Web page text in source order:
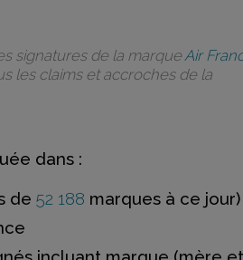
signatures de la marqueAir
les claims et accroches de la
dans :
de 52 188 marques à ce jour)